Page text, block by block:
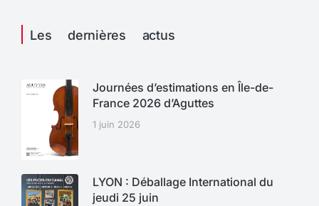
Les dernières actus
Journées d’estimations en Île-de-
France 2026 d’Aguttes
1 juin 2026
LYON : Déballage International du
jeudi 25 juin